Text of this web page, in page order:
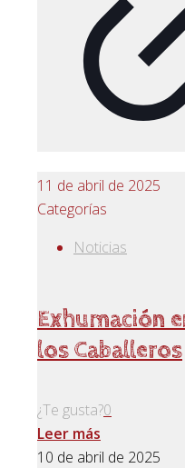
11 de abril de 2025
Categorías
Noticias
Exhumación
los Caballeros
¿Te gusta?0
Leer más
10 de abril de 2025